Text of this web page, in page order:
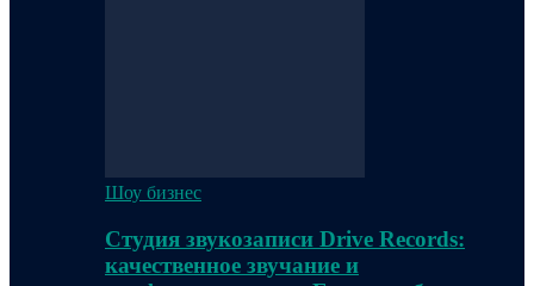
Шоу бизнес
Студия звукозаписи Drive Records:
качественное звучание и